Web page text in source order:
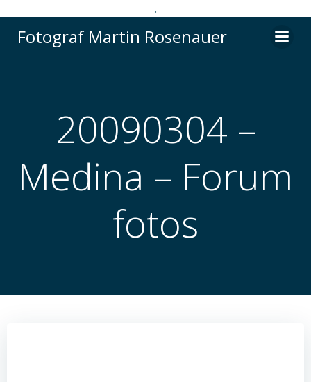
.
til
Fotograf Martin Rosenauer
20090304 –
Medina – Forum
fotos